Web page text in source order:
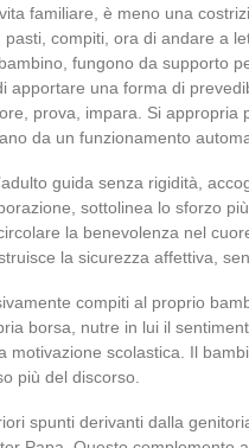
familiare, è meno una
compiti, ora di andare a
fungono da supporto
apportare una forma di
prova, impara. Si appropria
da un funzionamento
guida senza rigidità,
sottolinea lo sforzo
la benevolenza nel
la sicurezza affettiva,
compiti al proprio
borsa, nutre in lui il
motivazione scolastica. Il
più del discorso.
spunti derivanti dalla